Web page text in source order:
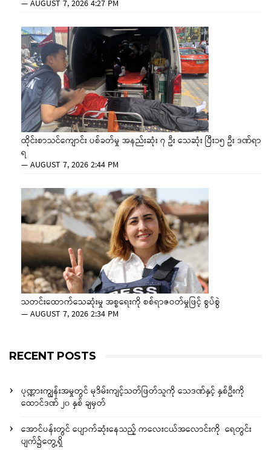
—AUGUST 7, 2026 4:27 PM
ထိုင်းစာသင်ကျောင်း ပစ်ခတ်မှု အနည်းဆုံး ၇ ဦး သေဆုံး ပြီး၁၅ ဦး ဒဏ်ရာ
ရ
—AUGUST 7, 2026 2:44 PM
သတင်းထောက်သေဆုံးမှု အစ္စရေးကို စစ်ရာဇဝတ်မှုဖြင့် စွပ်စွဲ
—AUGUST 7, 2026 2:34 PM
RECENT POSTS
ပုဏ္ဏားကျွန်းအမှုတွင် မုဒိမ်းကျင့်သတ်ဖြတ်သူကို သေဒဏ်နှင့် နှစ်ဦးကို
ထောင်ဒဏ် ၂၀ နှစ် ချမှတ်
အောင်ပန်းတွင် ပျောက်ဆုံးနေသည့် ကလေးငယ်အလောင်းကို ရေတွင်း
ပျက်၌တွေ့ရှိ